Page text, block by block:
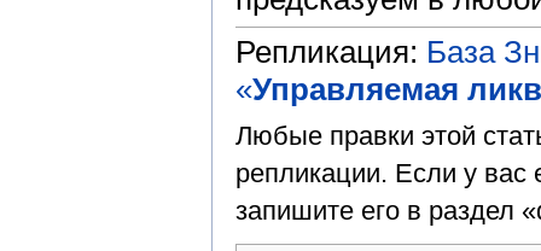
Репликация: База
«Управляемая
Любые правки этой
репликации. Если у вас
запишите его в раздел